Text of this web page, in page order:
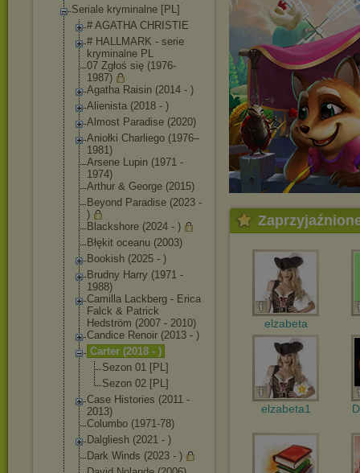
Seriale kryminalne [PL]
# AGATHA CHRISTIE
# HALLMARK - serie
kryminalne PL
07 Zgłoś się (1976-
1987)
Agatha Raisin (2014 - )
Alienista (2018 - )
Almost Paradise (2020)
Aniołki Charliego (1976–
1981)
Arsene Lupin (1971 -
1974)
Arthur & George (2015)
Beyond Paradise (2023 -
)
Blackshore (2024 - )
Błękit oceanu (2003)
Bookish (2025 - )
Brudny Harry (1971 -
1988)
Camilla Lackberg - Erica
Falck & Patrick
Hedström (2007 - 2010)
Candice Renoir (2013 - )
Carter (2018 - )
Sezon 01 [PL]
Sezon 02 [PL]
Case Histories (2011 -
2013)
Columbo (1971-78)
Dalgliesh (2021 - )
Dark Winds (2023 - )
elzabeta
elzabeta1